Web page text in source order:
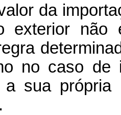
da
exterior
no caso de
a sua